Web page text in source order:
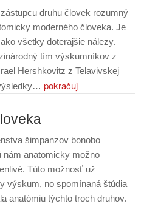
druhu človek rozumný
moderného človeka. Je
všetky doterajšie nálezy.
tím výskumníkov z
Hershkovitz z Telavivskej
pokračuj
šimpanzov bonobo
nám anatomicky možno
Túto možnosť už
výskum, no spomínaná štúdia
anatómiu týchto troch druhov.